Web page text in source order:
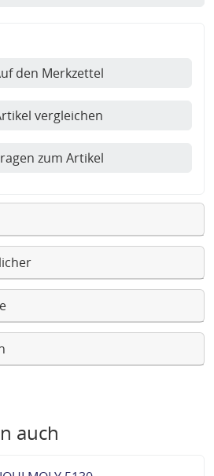
den Merkzettel
vergleichen
zum Artikel
auch